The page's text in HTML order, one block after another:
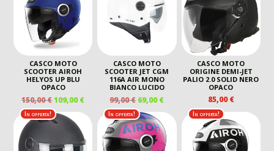
91,00 €.65,00 €.
CASCO MOTO
SCOOTER AIROH
HELYOS UP BLU
OPACO
150,00€IL
PREZZO
ORIGINALE
150,00 €.
109,00€IL
PREZZO
ATTUALE
109,00 €.
CASCO MOTO
SCOOTER JET CGM
116A AIR MONO
BIANCO LUCIDO
99,00€ IL
PREZZO
ORIGINALE
ERA:
99,00 €.
69,00€IL
PREZZO
ATTUALE
È:
69,00 €.
CASCO MOTO
ORIGINE DEMI-JET
PALIO 2.0 SOLID NERO
OPACO
85,00€
In offerta! In offerta! In offerta!